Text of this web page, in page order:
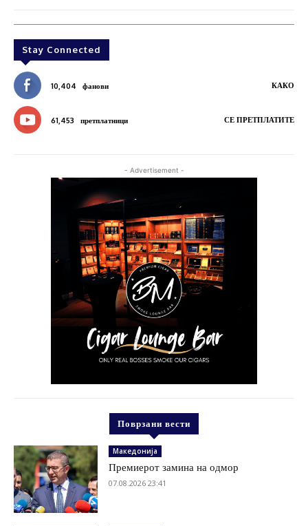
Stay Connected
10,404 фанови КАКО
61,453 претплатници СЕ ПРЕТПЛАТИТЕ
- Advertisement -
Поврзани вести
Македонија
Премиерот замина на одмор
07.08.2026 23:41